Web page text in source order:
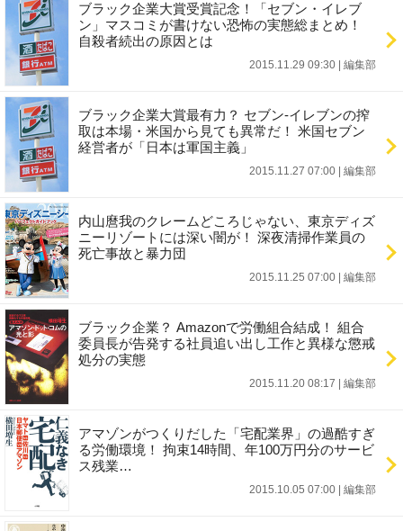
ブラック企業大賞受賞記念！「セブン・イレブ
ン」マスコミが書けない恐怖の実態総まとめ！
自殺者続出の原因とは
2015.11.29 09:30 編集部
ブラック企業大賞最有力？ セブン-イレブンの搾
取は本場・米国から見ても異常だ！ 米国セブン
経営者が「日本は軍国主義」
2015.11.27 07:00 編集部
内山麿我のクレームどころじゃない、東京ディズ
ニーリゾートには深い闇が！ 深夜清掃作業員の
死亡事故と暴力団
2015.11.25 07:00 編集部
ブラック企業？ Amazonで労働組合結成！ 組合
委員長が告発する社員追い出し工作と異様な懲戒
処分の実態
2015.11.20 08:17 編集部
アマゾンがつくりだした「宅配業界」の過酷すぎ
る労働環境！ 拘束14時間、年100万円分のサービ
ス残業…
2015.10.05 07:00 編集部